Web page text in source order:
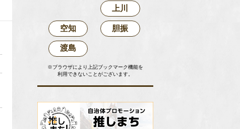
上川
空知 胆振
渡島
※ブラウザにより上記ブックマーク機能を
利用できないことがございます。